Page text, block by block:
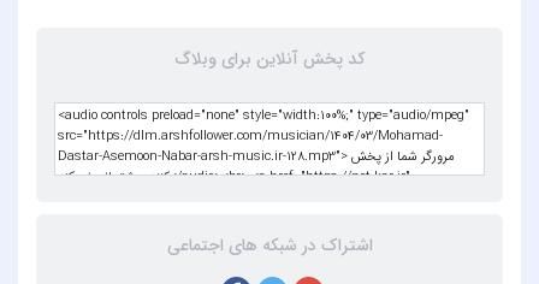
کد پخش آنلاین برای وبلاگ
اشتراک در شبکه های اجتماعی